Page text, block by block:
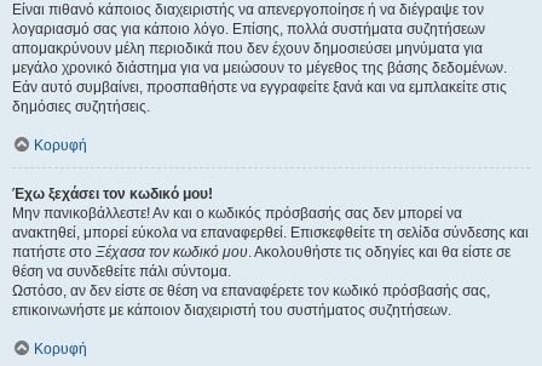
Είναι πιθανό κάποιος διαχειριστής να απενεργοποίησε ή να διέγραψε τον
λογαριασμό σας για κάποιο λόγο. Επίσης, πολλά συστήματα συζητήσεων
απομακρύνουν μέλη περιοδικά που δεν έχουν δημοσιεύσει μηνύματα για
μεγάλο χρονικό διάστημα για να μειώσουν το μέγεθος της βάσης δεδομένων.
Εάν αυτό συμβαίνει, προσπαθήστε να εγγραφείτε ξανά και να εμπλακείτε στις
δημόσιες συζητήσεις.
Κορυφή
Έχω ξεχάσει τον κωδικό μου!
Μην πανικοβάλλεστε! Αν και ο κωδικός πρόσβασής σας δεν μπορεί να
ανακτηθεί, μπορεί εύκολα να επαναφερθεί. Επισκεφθείτε τη σελίδα σύνδεσης και
πατήστε στο Ξέχασα τον κωδικό μου. Ακολουθήστε τις οδηγίες και θα είστε σε
θέση να συνδεθείτε πάλι σύντομα.
Ωστόσο, αν δεν είστε σε θέση να επαναφέρετε τον κωδικό πρόσβασής σας,
επικοινωνήστε με κάποιον διαχειριστή του συστήματος συζητήσεων.
Κορυφή